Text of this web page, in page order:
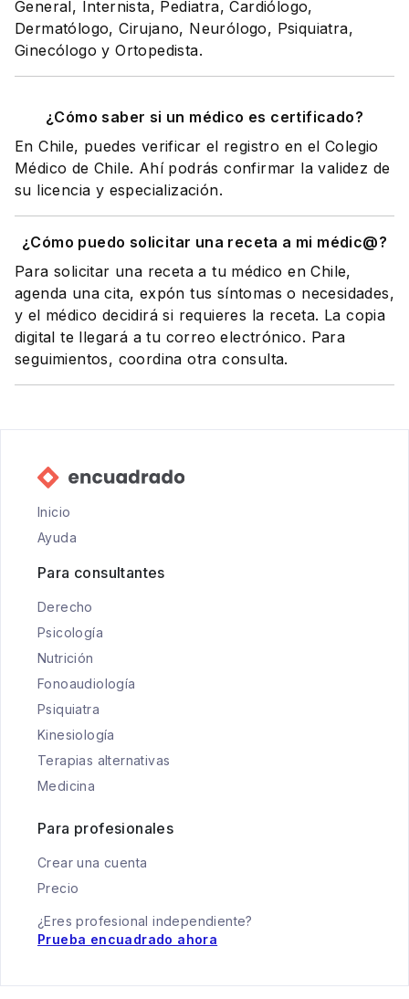
General, Internista, Pediatra, Cardiólogo,
Dermatólogo, Cirujano, Neurólogo, Psiquiatra,
Ginecólogo y Ortopedista.
¿Cómo saber si un médico es certificado?
En Chile, puedes verificar el registro en el Colegio
Médico de Chile. Ahí podrás confirmar la validez de
su licencia y especialización.
¿Cómo puedo solicitar una receta a mi médic@?
Para solicitar una receta a tu médico en Chile,
agenda una cita, expón tus síntomas o necesidades,
y el médico decidirá si requieres la receta. La copia
digital te llegará a tu correo electrónico. Para
seguimientos, coordina otra consulta.
Inicio
Ayuda
Para consultantes
Derecho
Psicología
Nutrición
Fonoaudiología
Psiquiatra
Kinesiología
Terapias alternativas
Medicina
Para profesionales
Crear una cuenta
Precio
¿Eres profesional independiente?
Prueba encuadrado ahora